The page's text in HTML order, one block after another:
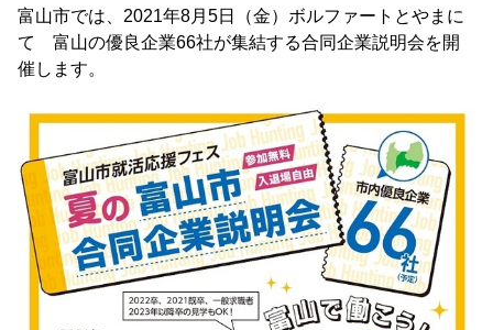
富山市では、2021年8月5日（金）ボルファートとやまに
て 富山の優良企業66社が集結する合同企業説明会を開
催します。